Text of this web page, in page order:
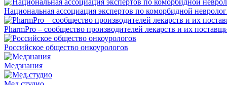
Национальная ассоциация экспертов по коморбидной
PharmPro – сообщество производителей лекарств и их
Российское общество онкоурологов
Медзнания